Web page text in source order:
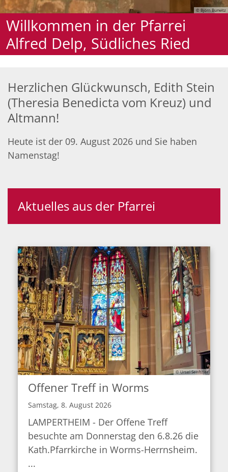
© Björn Burwitz
Willkommen in der Pfarrei
Alfred Delp, Südliches Ried
Herzlichen Glückwunsch, Edith Stein
(Theresia Benedicta vom Kreuz) und
Altmann!
Heute ist der 09. August 2026 und Sie haben
Namenstag!
Aktuelles aus der Pfarrei
© Ursel Senftner
Offener Treff in Worms
Samstag, 8. August 2026
LAMPERTHEIM - Der Offene Treff
besuchte am Donnerstag den 6.8.26 die
Kath.Pfarrkirche in Worms-Herrnsheim.
...